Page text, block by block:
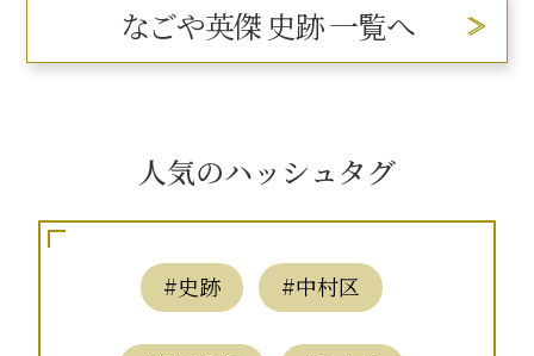
なごや英傑 史跡 一覧へ
人気のハッシュタグ
#史跡 #中村区